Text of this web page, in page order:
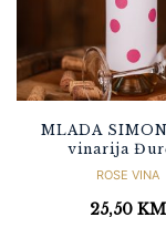
MLADA
vinarija
ROSE VINA
25,50KM